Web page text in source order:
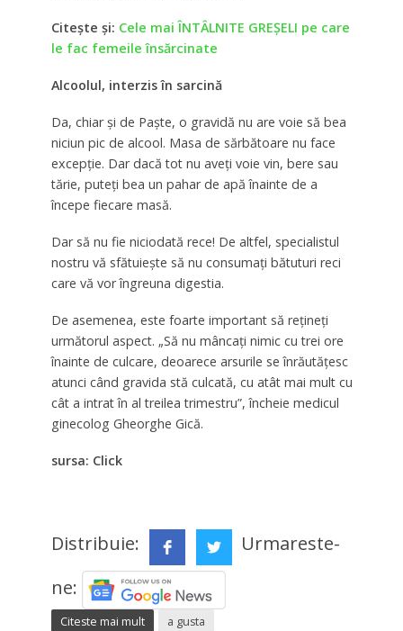
Citeşte şi: Cele mai ÎNTÂLNITE GREȘELI pe care
le fac femeile însărcinate
Alcoolul, interzis în sarcină
Da, chiar şi de Paşte, o gravidă nu are voie să bea
niciun pic de alcool. Masa de sărbătoare nu face
excepție. Dar dacă tot nu aveţi voie vin, bere sau
tărie, puteţi bea un pahar de apă înainte de a
începe fiecare masă.
Dar să nu fie niciodată rece! De altfel, specialistul
nostru vă sfătuieşte să nu consumaţi bătuturi reci
care vă vor îngreuna digestia.
De asemenea, este foarte important să reţineţi
următorul aspect. „Să nu mâncaţi nimic cu trei ore
înainte de culcare, deoarece arsurile se înrăutățesc
atunci când gravida stă culcată, cu atât mai mult cu
cât a intrat în al treilea trimestru”,încheie medicul
ginecolog Gheorghe Gică.
sursa: Click
Distribuie:
Urmareste-
ne:
Citeste mai mult
a gusta